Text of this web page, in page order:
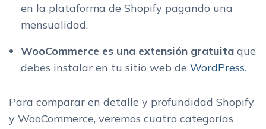
en la plataforma de Shopify pagando una
mensualidad.
WooCommerce es una extensión gratuita que
debes instalar en tu sitio web de WordPress.
Para comparar en detalle y profundidad Shopify
y WooCommerce, veremos cuatro categorías